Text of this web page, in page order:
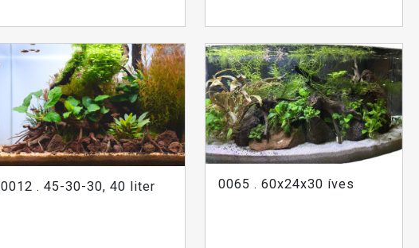
0012 . 45-30-30, 40 liter 0065 . 60x24x30 íves